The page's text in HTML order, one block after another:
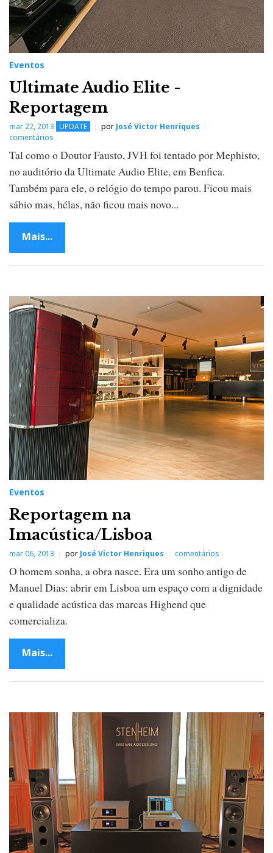
Eventos
Ultimate Audio Elite -
Reportagem
mar 22, 2013 UPDATE por José Victor Henriques
comentários
Tal como o Doutor Fausto, JVH foi tentado por Mephisto,
no auditório da Ultimate Audio Elite, em Benfica.
Também para ele, o relógio do tempo parou. Ficou mais
sábio mas, hélas, não ficou mais novo...
Mais...
Eventos
Reportagem na
Imacústica/Lisboa
mar 06, 2013 por José Victor Henriques comentários
O homem sonha, a obra nasce. Era um sonho antigo de
Manuel Dias: abrir em Lisboa um espaço com a dignidade
e qualidade acústica das marcas Highend que
comercializa.
Mais...